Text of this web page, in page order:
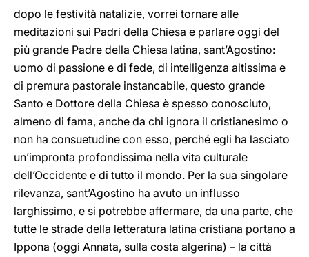
dopo le festività natalizie, vorrei tornare alle
meditazioni sui Padri della Chiesa e parlare oggi del
più grande Padre della Chiesa latina, sant’Agostino:
uomo di passione e di fede, di intelligenza altissima e
di premura pastorale instancabile, questo grande
Santo e Dottore della Chiesa è spesso conosciuto,
almeno di fama, anche da chi ignora il cristianesimo o
non ha consuetudine con esso, perché egli ha lasciato
un’impronta profondissima nella vita culturale
dell’Occidente e di tutto il mondo. Per la sua singolare
rilevanza, sant’Agostino ha avuto un influsso
larghissimo, e si potrebbe affermare, da una parte, che
tutte le strade della letteratura latina cristiana portano a
Ippona (oggi Annata, sulla costa algerina) – la città